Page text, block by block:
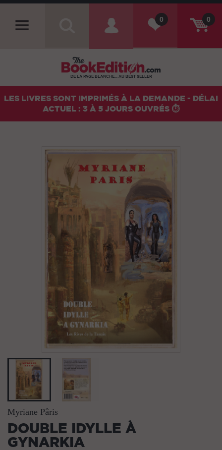
0
0
DE LA PAGE BLANCHE... AU BEST SELLER
LES LIVRES SONT IMPRIMÉS À LA DEMANDE - DÉLAI
ACTUEL : 3 À 5 JOURS OUVRÉS ⏱️
Myriane Pâris
DOUBLE IDYLLE À
GYNARKIA